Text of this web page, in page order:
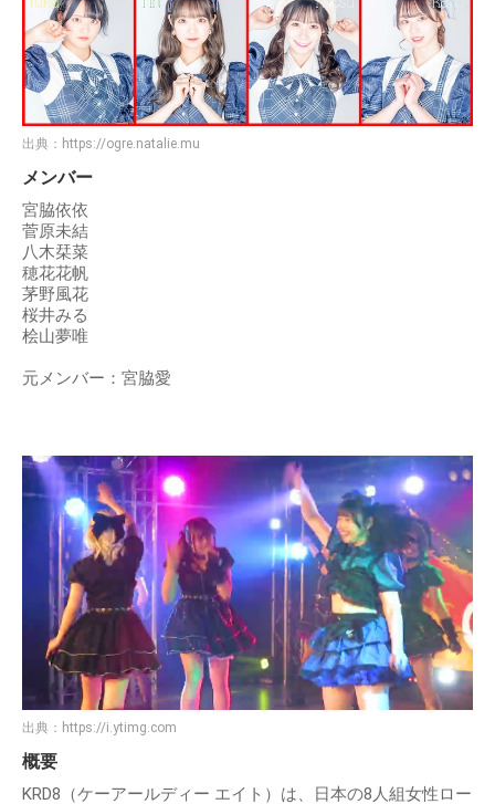
出典： https://ogre.natalie.mu
メンバー
宮脇依依
菅原未結
八木栞菜
穂花花帆
茅野風花
桜井みる
桧山夢唯
元メンバー：宮脇愛
出典： https://i.ytimg.com
概要
KRD8（ケーアールディー エイト）は、日本の8人組女性ロー